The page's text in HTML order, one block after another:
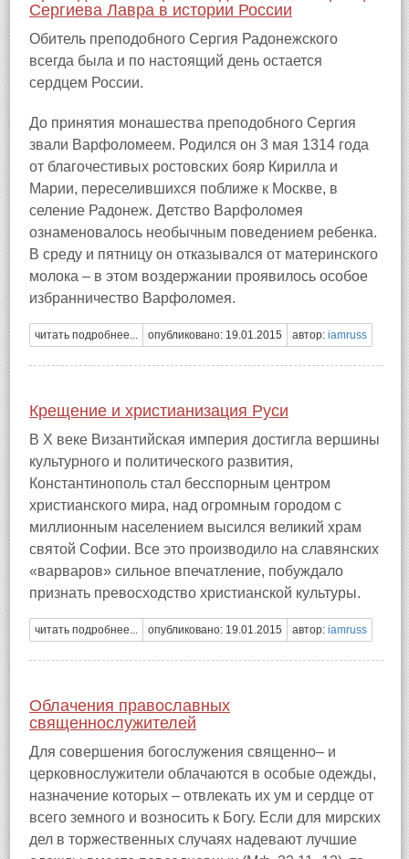
Сергиева Лавра в истории России
Обитель преподобного Сергия Радонежского
всегда была и по настоящий день остается
сердцем России.
До принятия монашества преподобного Сергия
звали Варфоломеем. Родился он 3 мая 1314 года
от благочестивых ростовских бояр Кирилла и
Марии, переселившихся поближе к Москве, в
селение Радонеж. Детство Варфоломея
ознаменовалось необычным поведением ребенка.
В среду и пятницу он отказывался от материнского
молока – в этом воздержании проявилось особое
избранничество Варфоломея.
читать подробнее... опубликовано: 19.01.2015 автор: iamruss
Крещение и христианизация Руси
В X веке Византийская империя достигла вершины
культурного и политического развития,
Константинополь стал бесспорным центром
христианского мира, над огромным городом с
миллионным населением высился великий храм
святой Софии. Все это производило на славянских
«варваров» сильное впечатление, побуждало
признать превосходство христианской культуры.
читать подробнее... опубликовано: 19.01.2015 автор: iamruss
Облачения православных
священнослужителей
Для совершения богослужения священно– и
церковнослужители облачаются в особые одежды,
назначение которых – отвлекать их ум и сердце от
всего земного и возносить к Богу. Если для мирских
дел в торжественных случаях надевают лучшие